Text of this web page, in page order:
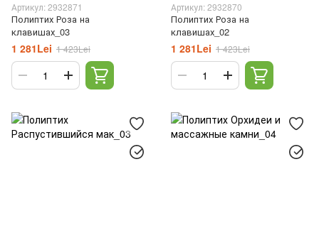
Артикул: 2932871
Полиптих Роза на
клавишах_03
1 281Lei 1 423Lei
Артикул: 2932870
Полиптих Роза на
клавишах_02
1 281Lei 1 423Lei